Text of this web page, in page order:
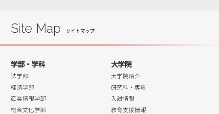
Site Map
学部・学科
法学部
経済学部
産業情報学部
総合文化学部
大学院
大学院紹介
研究科・専攻
入試情報
教育支援情報